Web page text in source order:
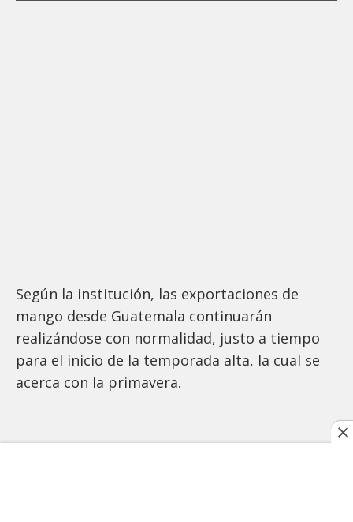
Según la institución, las exportaciones de
mango desde Guatemala continuarán
realizándose con normalidad, justo a tiempo
para el inicio de la temporada alta, la cual se
acerca con la primavera.